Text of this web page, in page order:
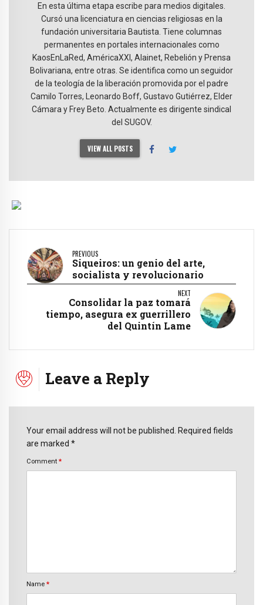
En esta última etapa escribe para medios digitales.
Cursó una licenciatura en ciencias religiosas en la
fundación universitaria Bautista. Tiene columnas
permanentes en portales internacionales como
KaosEnLaRed, AméricaXXI, Alainet, Rebelión y Prensa
Bolivariana, entre otras. Se identifica como un seguidor
de la teología de la liberación promovida por el padre
Camilo Torres, Leonardo Boff, Gustavo Gutiérrez, Elder
Cámara y Frey Beto. Actualmente es dirigente sindical
del SUGOV.
VIEW ALL POSTS
PREVIOUS
Siqueiros: un genio del arte,
socialista y revolucionario
NEXT
Consolidar la paz tomará
tiempo, asegura ex guerrillero
del Quintín Lame
Leave a Reply
Your email address will not be published. Required fields
are marked *
Comment *
Name *